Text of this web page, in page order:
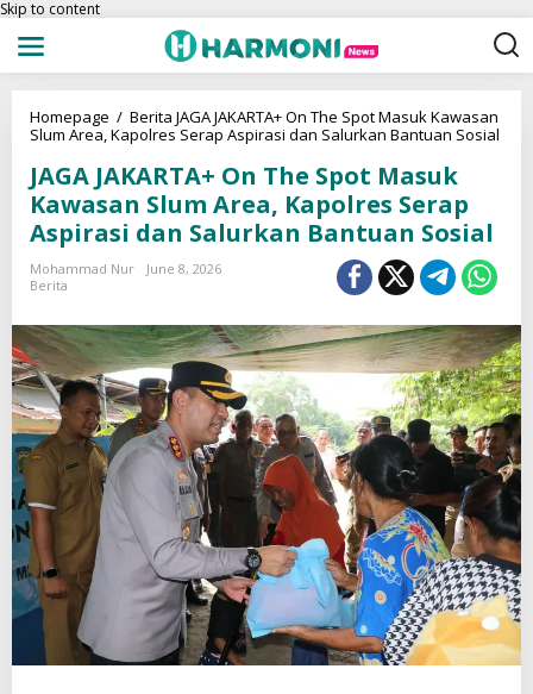
Skip to content
Homepage / Berita JAGA JAKARTA+ On The Spot Masuk Kawasan
Slum Area, Kapolres Serap Aspirasi dan Salurkan Bantuan Sosial
JAGA JAKARTA+ On The Spot Masuk
Kawasan Slum Area, Kapolres Serap
Aspirasi dan Salurkan Bantuan Sosial
Mohammad Nur
June 8, 2026
Berita